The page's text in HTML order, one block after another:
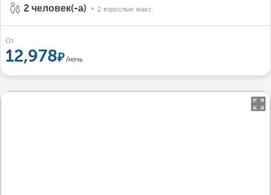
2 человек(-а) 2 взрослые макс.
От
12,978 /ночь